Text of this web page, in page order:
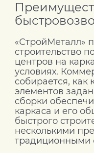
«СтройМеталл»
строительство
центров на
условиях.
собирается, как
элементов
сборки
каркаса и его
быстрого
несколькими
традиционными